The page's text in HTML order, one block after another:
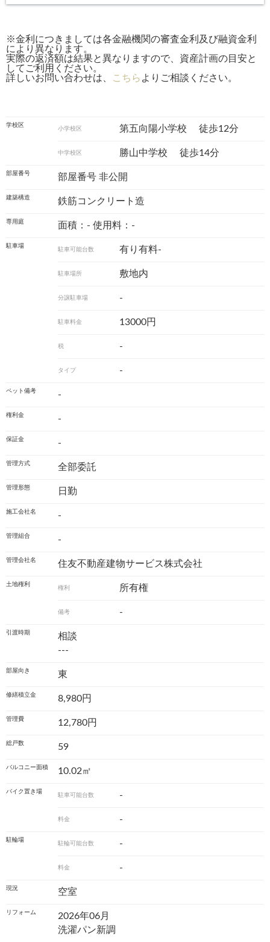
※金利につきましては各金融機関の審査金利及び融資金利
により異なります。
実際の返済額は結果と異なりますので、資産計画の目安と
してご利用ください。
詳しいお問い合わせは、
こちら よりご相談ください。
学校区
小学校区 第五向陽小学校 徒歩12分
中学校区 勝山中学校 徒歩14分
部屋番号 部屋番号 非公開
建築構造 鉄筋コンクリート造
専用庭 面積：- 使用料：-
駐車場
駐車可能台数 有り有料-
駐車場所 敷地内
分譲駐車場 -
駐車料金 13000円
税 -
タイプ -
ペット備考 -
権利金 -
保証金 -
管理方式 全部委託
管理形態 日勤
施工会社名 -
管理組合 -
管理会社名 住友不動産建物サービス株式会社
土地権利
権利 所有権
備考 -
引渡時期
相談
---
部屋向き 東
修繕積立金 8,980円
管理費 12,780円
総戸数 59
バルコニー面積 10.02㎡
バイク置き場
駐車可能台数 -
料金 -
駐輪場
駐輪可能台数 -
料金 -
現況 空室
リフォーム
2026年06月
洗濯パン新調